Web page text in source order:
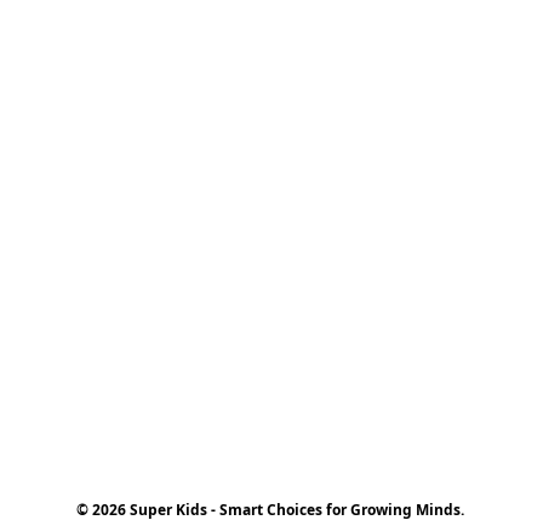
© 2026 Super Kids - Smart Choices for Growing Minds.